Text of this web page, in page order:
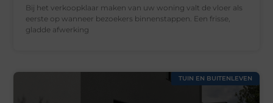
Bij het verkoopklaar maken van uw woning valt de vloer als
eerste op wanneer bezoekers binnenstappen. Een frisse,
gladde afwerking
TUIN EN BUITENLEVEN